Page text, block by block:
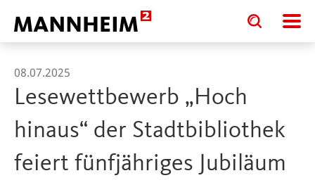
Toggle
search
input
Toggle
search
input
08.07.2025
Lesewettbewerb „Hoch
hinaus“ der Stadtbibliothek
feiert fünfjähriges Jubiläum